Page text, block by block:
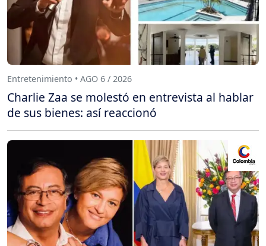
Entretenimiento • AGO 6 / 2026
Charlie Zaa se molestó en entrevista al hablar
de sus bienes: así reaccionó